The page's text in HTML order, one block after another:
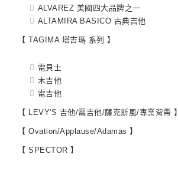
ALVAREZ 美國四大品牌之一
ALTAMIRA BASICO 古典吉他
【 TAGIMA 塔吉瑪 系列 】
電貝士
木吉他
電吉他
【 LEVY'S 吉他/電吉他/薩克斯風/專業背帶 】
【 Ovation/Applause/Adamas 】
【 SPECTOR 】